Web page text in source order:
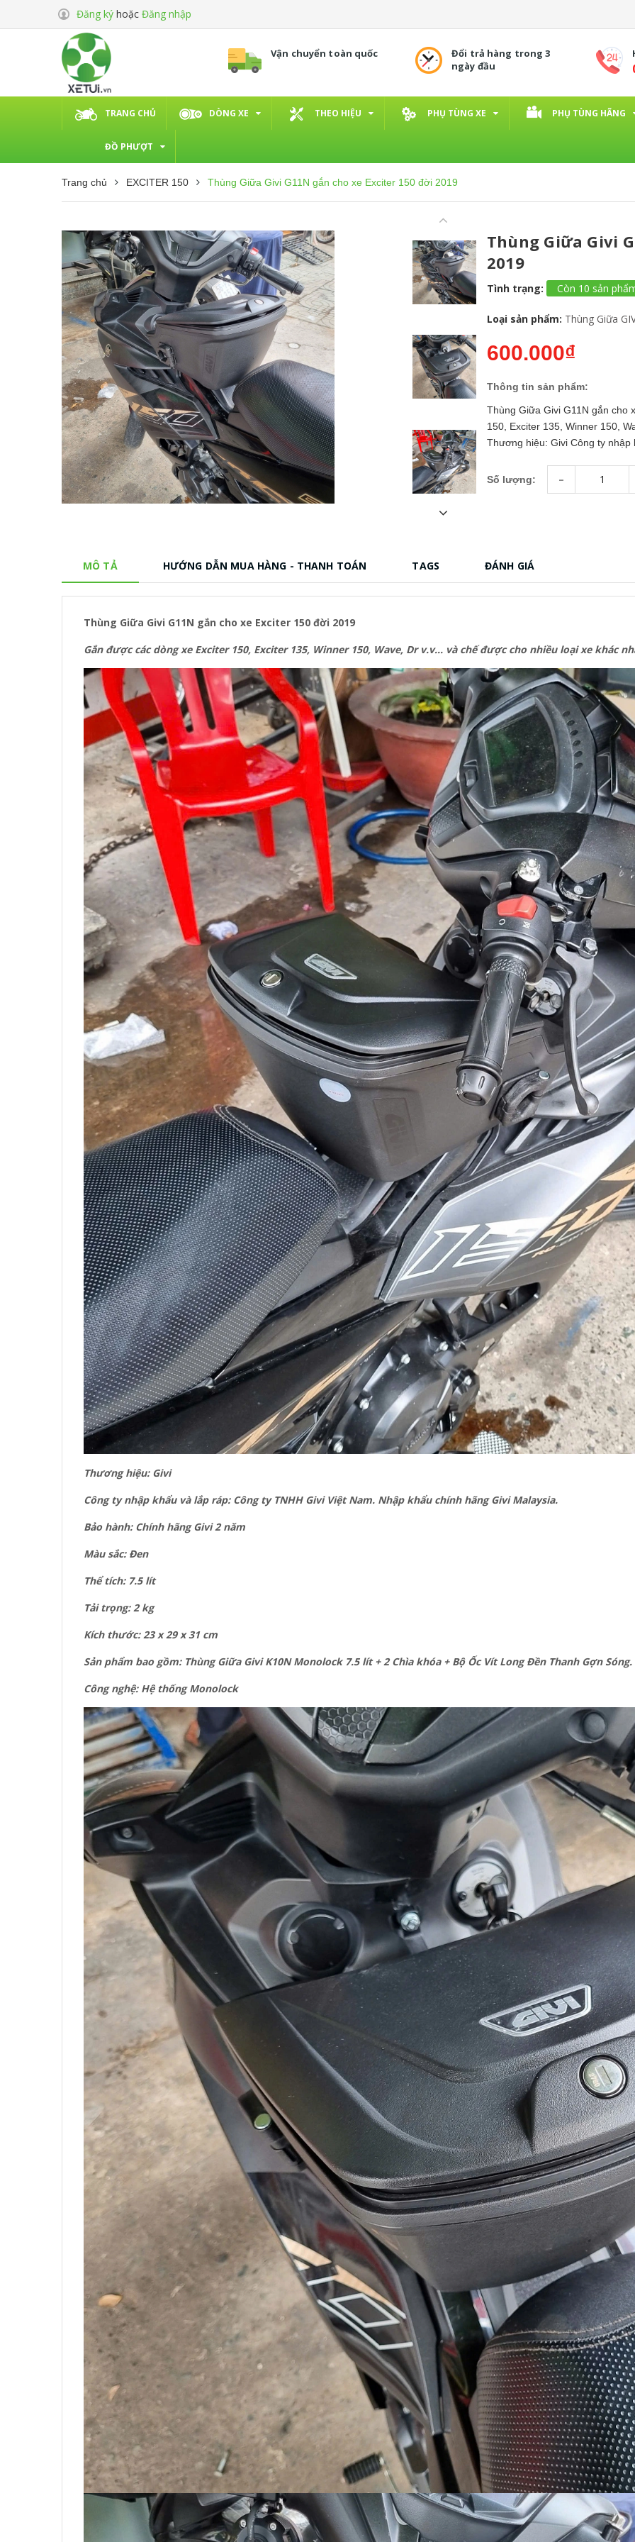
Đăng ký hoặc Đăng nhập
Vận chuyển toàn quốc
Đổi trả hàng trong 3
ngày đầu
TRANG CHỦ DÒNG XE THEO HIỆU PHỤ TÙNG XE PHỤ TÙNG HÃNG
ĐỒ PHƯỢT
Trang chủ EXCITER 150 Thùng Giữa Givi G11N gắn cho xe Exciter 150 đời 2019
Thùng Giữa Givi
2019
Tình trạng: Còn 10 sản
Loại sản phẩm: Thùng Giữa
600.000₫
Thông tin sản phẩm:
Thùng Giữa Givi G11N gắn cho
150, Exciter 135, Winner 150,
Thương hiệu: Givi Công ty nhập
Số lượng: -
MÔ TẢ HƯỚNG DẪN MUA HÀNG - THANH TOÁN TAGS ĐÁNH GIÁ
Thùng Giữa Givi G11N gắn cho xe Exciter 150 đời 2019
Gắn được các dòng xe Exciter 150, Exciter 135, Winner 150, Wave, Dr v.v... và chế được cho nhiều loại xe khác
Thương hiệu: Givi
Công ty nhập khẩu và lắp ráp: Công ty TNHH Givi Việt Nam. Nhập khẩu chính hãng Givi Malaysia.
Bảo hành: Chính hãng Givi 2 năm
Màu sắc: Đen
Thể tích: 7.5 lít
Tải trọng: 2 kg
Kích thước: 23 x 29 x 31 cm
Sản phẩm bao gồm: Thùng Giữa Givi K10N Monolock 7.5 lít + 2 Chìa khóa + Bộ Ốc Vít Long Đền Thanh Gợn Sóng.
Công nghệ: Hệ thống Monolock